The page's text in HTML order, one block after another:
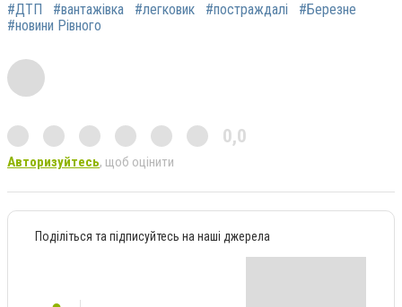
#ДТП #вантажівка #легковик #постраждалі
#Березне
#новини Рівного
0,0
Авторизуйтесь, щоб оцінити
Поділіться та підписуйтесь на наші джерела